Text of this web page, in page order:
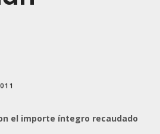
el importe íntegro recaudado